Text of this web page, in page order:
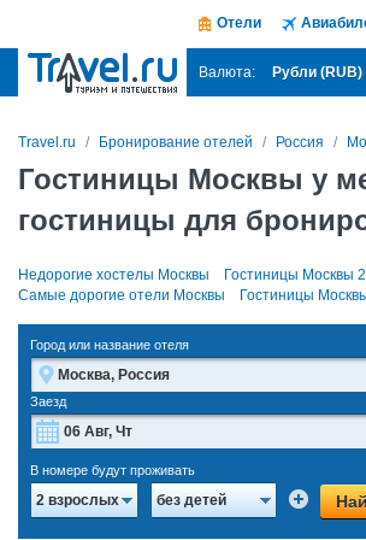
Отели
Валюта: Рубли (RUB)
Travel.ru Бронирование отелей Россия
Гостиницы Москвы у
гостиницы для
Недорогие хостелы Москвы Гостиницы Москвы
Самые дорогие отели Москвы
Гостиницы
Город или название отеля
Заезд
Пн Вт Ср Чт Пт Сб
27 28 29 30 1
В номере будут проживать
2 взрослых без детей